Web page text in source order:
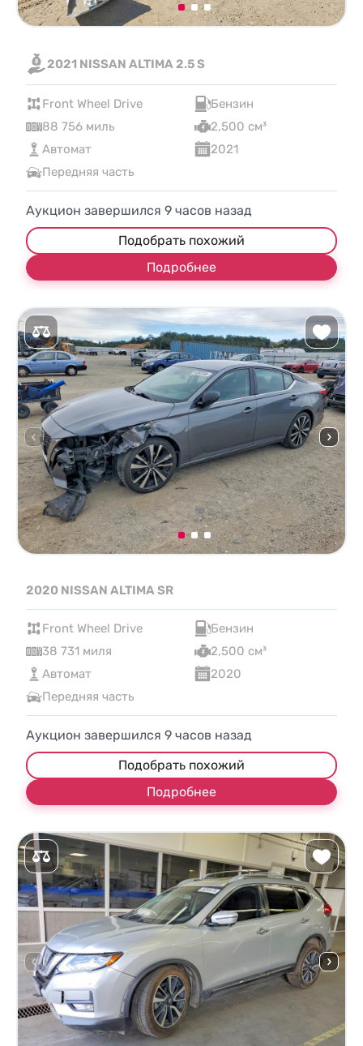
2021 NISSAN ALTIMA 2.5 S
Front Wheel Drive
Бензин
88 756 миль
2,500 см³
Автомат
2021
Передняя часть
Аукцион завершился 9 часов назад
Подобрать похожий
Подробнее
2020 NISSAN ALTIMA SR
Front Wheel Drive
Бензин
38 731 миля
2,500 см³
Автомат
2020
Передняя часть
Аукцион завершился 9 часов назад
Подобрать похожий
Подробнее